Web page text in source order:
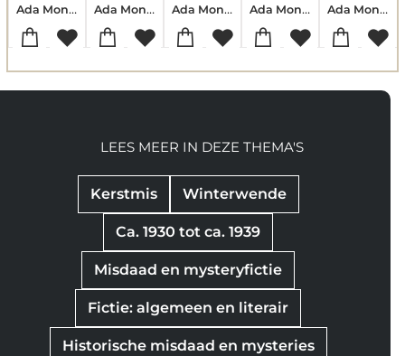
Ada Moncrieff
Ada Moncrieff
Ada Moncrieff
Ada Moncrieff
Ada Moncrieff
Kerstmis Winterwende
Ca. 1930 tot ca. 1939
Misdaad en mysteryfictie
Fictie: algemeen en literair
Historische misdaad en mysteries
LEES MEER IN DEZE THEMA'S